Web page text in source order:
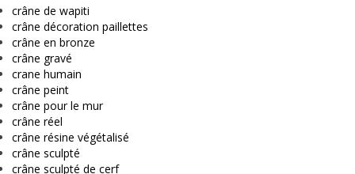
crâne de wapiti
crâne décoration paillettes
crâne en bronze
crâne gravé
crane humain
crâne peint
crâne pour le mur
crâne réel
crâne résine végétalisé
crâne sculpté
crâne sculpté de cerf